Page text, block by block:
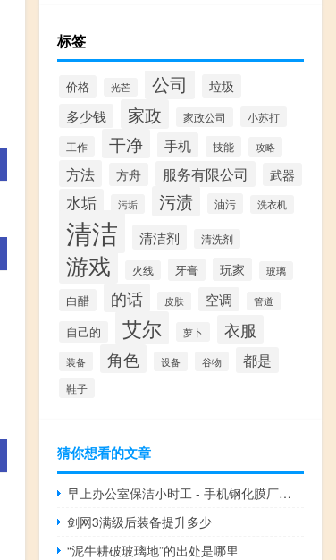
标签
价格 光芒 公司 垃圾
多少钱 家政 家政公司
小苏打
工作
干净 手机 技能 攻略
方法 方舟 服务有限公司 武器
水垢 污垢 污渍 油污 洗衣机
清洁 清洁剂 清洗剂
游戏 火线 牙膏 玩家 玻璃
白醋 的话 皮肤 空调 管道
自己的 艾尔 萝卜 衣服
装备 角色 设备 谷物 都是
鞋子
猜你想看的文章
早上办公室保洁小时工 - 手机钢化膜厂招聘信息
剑网3满级后装备提升多少
“泥牛耕破玻璃地”的出处是哪里